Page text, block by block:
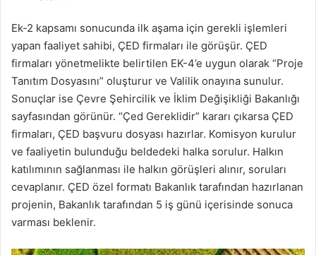
Ek-2 kapsamı sonucunda ilk aşama için gerekli işlemleri
yapan faaliyet sahibi, ÇED firmaları ile görüşür. ÇED
firmaları yönetmelikte belirtilen EK-4’e uygun olarak “Proje
Tanıtım Dosyasını” oluşturur ve Valilik onayına sunulur.
Sonuçlar ise Çevre Şehircilik ve İklim Değişikliği Bakanlığı
sayfasından görünür. “Çed Gereklidir” kararı çıkarsa ÇED
firmaları, ÇED başvuru dosyası hazırlar. Komisyon kurulur
ve faaliyetin bulunduğu beldedeki halka sorulur. Halkın
katılımının sağlanması ile halkın görüşleri alınır, soruları
cevaplanır. ÇED özel formatı Bakanlık tarafından hazırlanan
projenin, Bakanlık tarafından 5 iş günü içerisinde sonuca
varması beklenir.